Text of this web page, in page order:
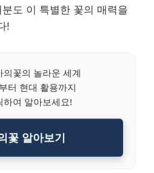
도 이 특별한 꽃의 매력을
!
의꽃의 놀라운 세계
터 현대 활용까지
하여 알아보세요!
꽃 알아보기